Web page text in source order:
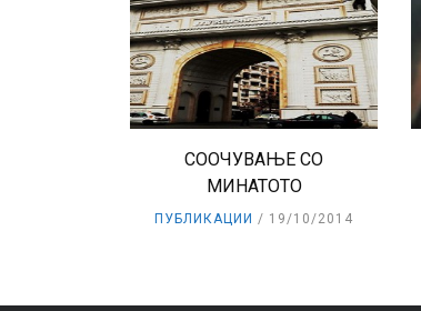
СООЧУВАЊЕ СО
МИНАТОТО
ПУБЛИКАЦИИ 19/10/2014